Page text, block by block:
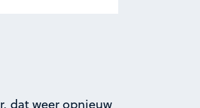
dat weer opnieuw